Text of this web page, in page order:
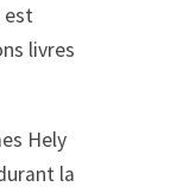
est
livres
Hely
la